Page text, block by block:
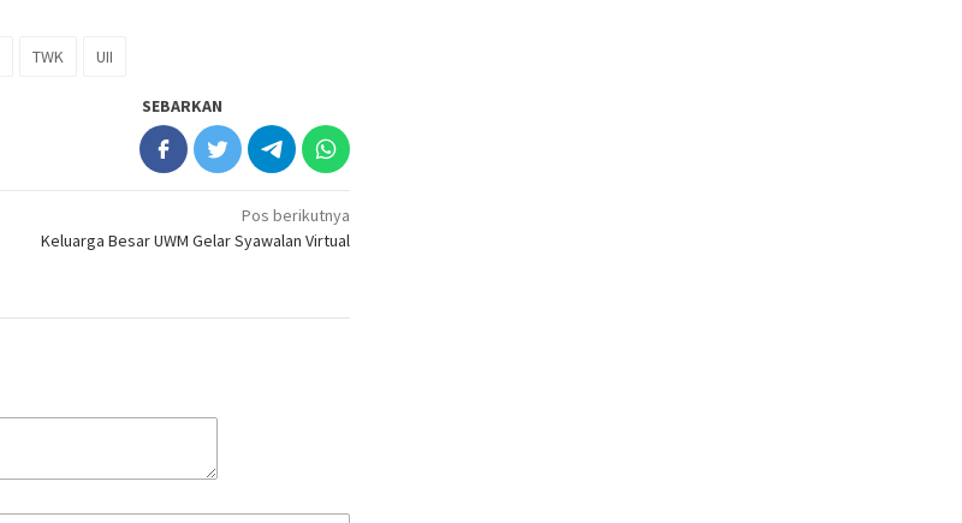
TWK UII
SEBARKAN
Pos berikutnya
Keluarga Besar UWM Gelar Syawalan Virtual